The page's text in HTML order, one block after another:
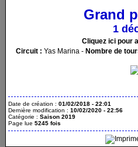
Grand
1
Cliquez ici pour
Circuit : Yas Marina - Nombre de
Date de création : 01/02/2018 - 22:01
Dernière modification : 10/02/2020 - 22:56
Catégorie : Saison 2019
Page lue 5245 fois